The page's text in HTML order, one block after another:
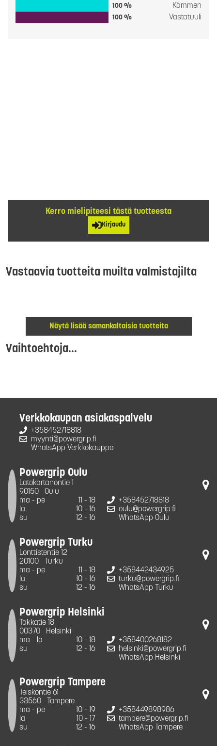
100 % Kämmen
100 % Vastatuuli
Kerro mielipiteesi tästä tuotteesta
Kirjaudu
Vastaavia tuotteita muilta valmistajilta
Näytä lisää samankaltaisia tuotteita
Vaihtoehtoja...
Verkkokaupan asiakaspalvelu
+358452718818
myynti@powergrip.fi
WhatsApp Verkkokauppa
Powergrip Oulu
Latokartanontie 1
90150
Oulu
ma - pe
11 - 18
la
10 - 16
su
12 - 16
+358452718818
oulu@powergrip.fi
WhatsApp Oulu
Powergrip Turku
Lonttistentie 12
20100
Turku
ma - pe
11 - 18
la
10 - 16
su
12 - 16
+358442434925
turku@powergrip.fi
WhatsApp Turku
Powergrip Helsinki
Takkatie 18
00370
Helsinki
ma - la
10 - 18
su
12 - 16
+358400268182
helsinki@powergrip.fi
WhatsApp Helsinki
Powergrip Tampere
Teiskontie 61
33560
Tampere
ma - pe
10 - 19
la
10 - 17
su
12 - 16
+358449898986
tampere@powergrip.fi
WhatsApp Tampere